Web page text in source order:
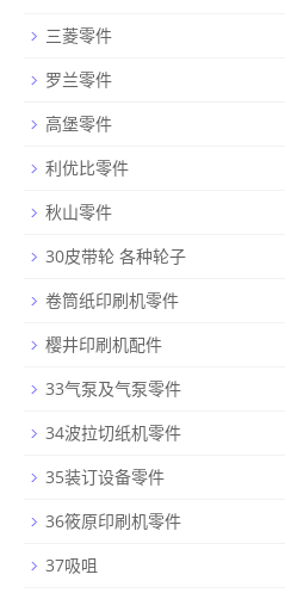
三菱零件
罗兰零件
高堡零件
利优比零件
秋山零件
30皮带轮 各种轮子
卷筒纸印刷机零件
樱井印刷机配件
33气泵及气泵零件
34波拉切纸机零件
35装订设备零件
36筱原印刷机零件
37吸咀